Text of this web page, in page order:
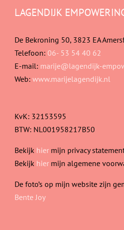
LAGENDIJK
De Bekroning 50, 3823 EA
Telefoon: 06- 53 54 40 62
E-mail: marije@lagendijk-
Web: www.marijelagendijk.nl
KvK: 32153595
BTW: NL001958217B50
Bekijk hier mijn privacy
Bekijk hier mijn algemene
De foto’s op mijn website zijn
Bente Joy